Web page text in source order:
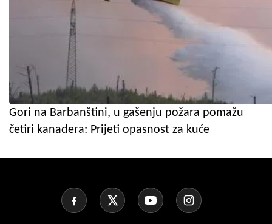
Gori na Barbanštini, u gašenju požara pomažu
četiri kanadera: Prijeti opasnost za kuće